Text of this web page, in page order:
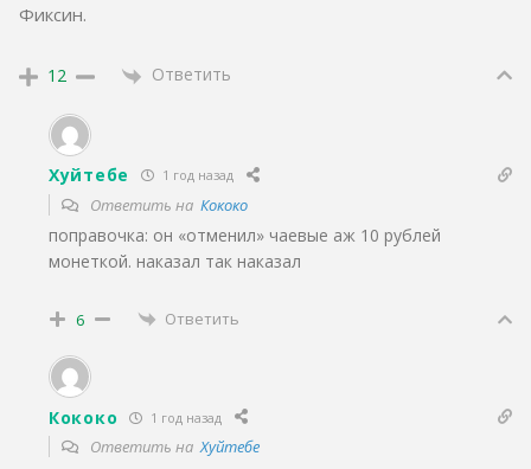
Фиксин.
12 Ответить
Хуйтебе 1 год назад
Ответить на Кококо
поправочка: он «отменил» чаевые аж 10 рублей
монеткой. наказал так наказал
6 Ответить
Кококо 1 год назад
Ответить наХуйтебе